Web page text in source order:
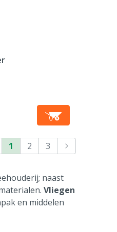
1 2
3
naast
Vliegen
en middelen